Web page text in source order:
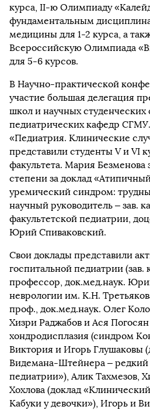
курса, II-ю Олимпиаду
фундаментальным
медицины для 1-2 курса, а
Всероссийскую Олимпиада
для 5-6 курсов.
В Научно-практической
участие большая делегация
школ и научных студенческих
педиатрических кафедр
«Педиатрия. Клинические
представили студенты V и VI
факультета. Мария Безменова
степени за доклад
уремический синдром:
научный руководитель – зав.
факультетской педиатрии,
Юрий Спиваковский.
Свои доклады представили
госпитальной педиатрии (зав.
профессор, док.мед.наук.
неврологии им. К.Н.
проф., док.мед.наук. Олег
Хизри Раджабов и Ася
хондродисплазия (синдром
Виктория и Игорь Глушаковы
Видемана-Штейнера – редкий
педиатрии»), Алик Тахмезов,
Хохлова (доклад
Кабуки у девочки»), Игорь и